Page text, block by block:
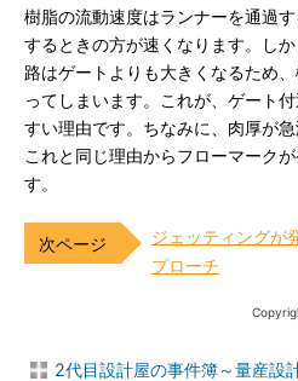
樹脂の流動速度はランナーを通過
するときの方が速くなります。し
路はゲートよりも大きくなるため
ってしまいます。これが、ゲート
すい理由です。ちなみに、肉厚が
これと同じ理由からフローマーク
す。
ジェッティングが
プローチ
2代目設計屋の事件簿～量産設